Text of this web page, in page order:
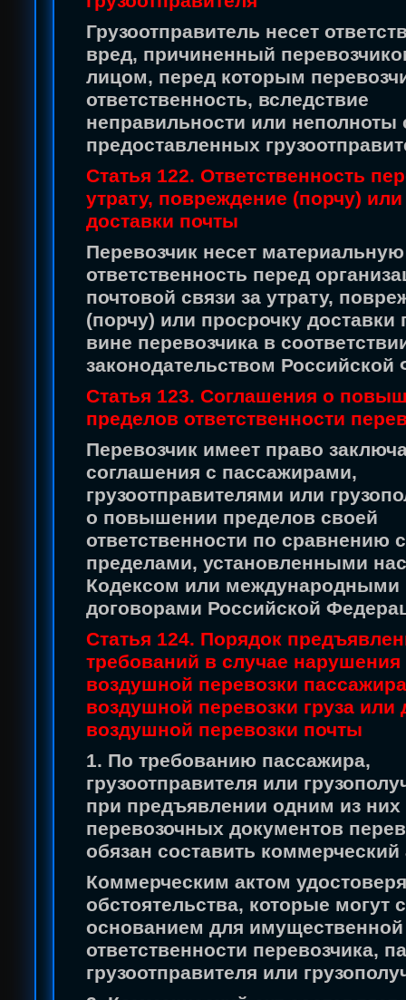
Грузоотправитель несет
вред, причиненный
лицом, перед которым
ответственность, вследствие
неправильности или неполноты
предоставленных
Статья 122. Ответственность
утрату, повреждение (порчу)
доставки почты
Перевозчик несет материальную
ответственность перед
почтовой связи за утрату,
(порчу) или просрочку доставки
вине перевозчика в
законодательством Российской
Статья 123. Соглашения о
пределов ответственности
Перевозчик имеет право
соглашения с пассажирами,
грузоотправителями или
о повышении пределов своей
ответственности по сравнению с
пределами, установленными
Кодексом или международными
договорами Российской
Статья 124. Порядок
требований в случае нарушения
воздушной перевозки
воздушной перевозки груза или
воздушной перевозки почты
1. По требованию пассажира,
грузоотправителя или
при предъявлении одним из них
перевозочных документов
обязан составить коммерческий
Коммерческим актом
обстоятельства, которые могут
основанием для имущественной
ответственности перевозчика,
грузоотправителя или